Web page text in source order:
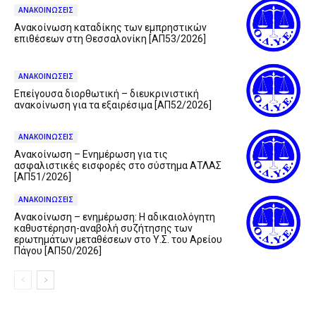
ΑΝΑΚΟΙΝΩΣΕΙΣ
Ανακοίνωση καταδίκης των εμπρηστικών
επιθέσεων στη Θεσσαλονίκη [ΑΠ53/2026]
ΑΝΑΚΟΙΝΩΣΕΙΣ
Επείγουσα διορθωτική – διευκρινιστική
ανακοίνωση για τα εξαιρέσιμα [ΑΠ52/2026]
ΑΝΑΚΟΙΝΩΣΕΙΣ
Ανακοίνωση – Ενημέρωση για τις
ασφαλιστικές εισφορές στο σύστημα ΑΤΛΑΣ
[ΑΠ51/2026]
ΑΝΑΚΟΙΝΩΣΕΙΣ
Ανακοίνωση – ενημέρωση: Η αδικαιολόγητη
καθυστέρηση-αναβολή συζήτησης των
ερωτημάτων μεταθέσεων στο Υ.Σ. του Αρείου
Πάγου [ΑΠ50/2026]